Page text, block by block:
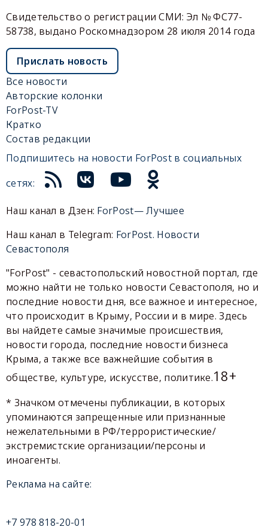
Свидетельство о регистрации СМИ: Эл № ФС77-
58738, выдано Роскомнадзором 28 июля 2014 года
Прислать новость
Все новости
Авторские колонки
ForPost-TV
Кратко
Состав редакции
Подпишитесь на новости ForPost в социальных
сетях:
Наш канал в Дзен: ForPost— Лучшее
Наш канал в Telegram: ForPost. Новости
Севастополя
"ForPost" - севастопольский новостной портал, где
можно найти не только новости Севастополя, но и
последние новости дня, все важное и интересное,
что происходит в Крыму, России и в мире. Здесь
вы найдете самые значимые происшествия,
новости города, последние новости бизнеса
Крыма, а также все важнейшие события в
обществе, культуре, искусстве, политике.18+
* Значком отмечены публикации, в которых
упоминаются запрещенные или признанные
нежелательными в РФ/террористические/
экстремистские организации/персоны и
иноагенты.
Реклама на сайте:
+7 978 818-20-01